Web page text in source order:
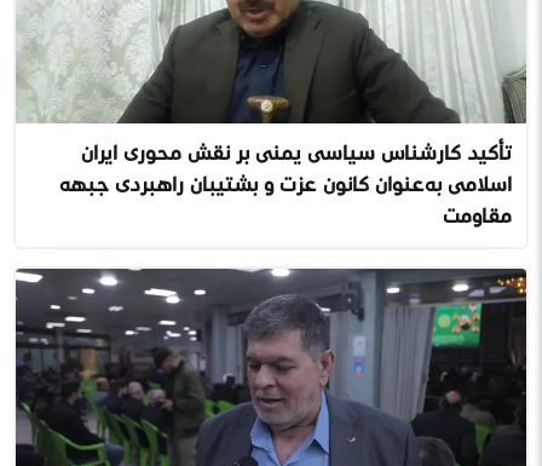
تأکید کارشناس سیاسی یمنی بر نقش محوری ایران
اسلامی به‌عنوان کانون عزت و پشتیبان راهبردی جبهه
مقاومت